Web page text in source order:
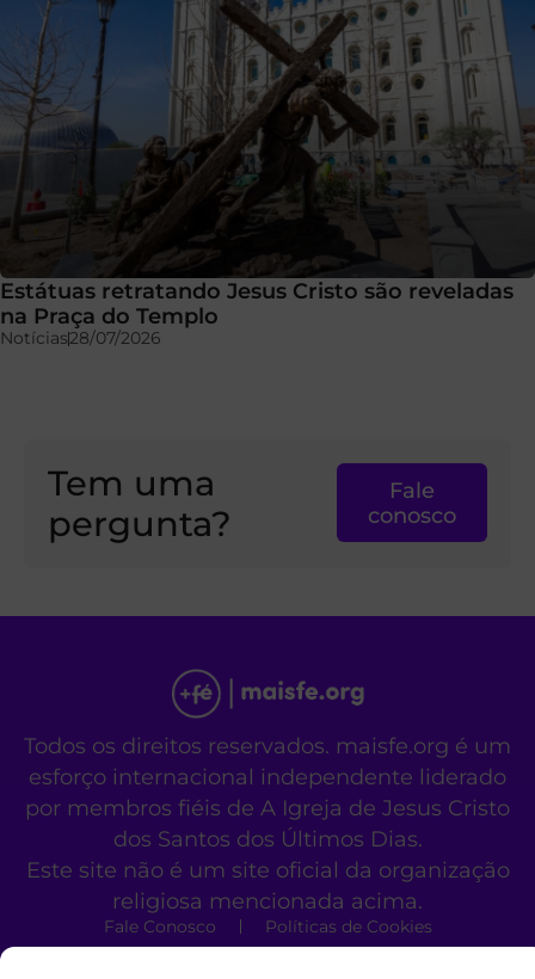
Estátuas retratando Jesus Cristo são reveladas
na Praça do Templo
Notícias28/07/2026
Tem uma
pergunta?
Fale
conosco
Todos os direitos reservados. maisfe.org é um
esforço internacional independente liderado
por membros fiéis de A Igreja de Jesus Cristo
dos Santos dos Últimos Dias.
Este site não é um site oficial da organização
religiosa mencionada acima.
Fale Conosco Políticas de Cookies